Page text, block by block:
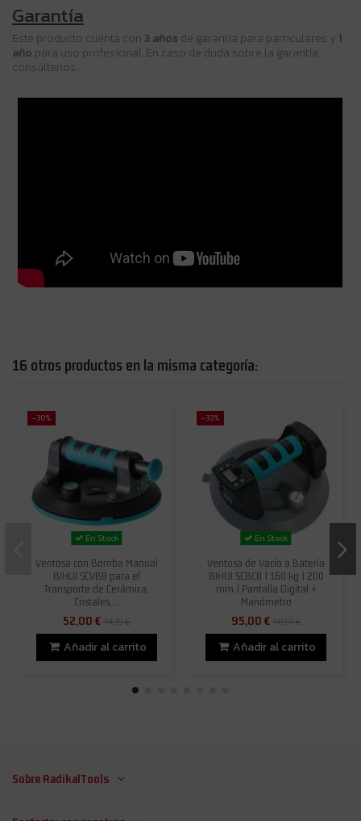
Garantía
Este producto cuenta con 3 años de garantía para particulares y 1
año para uso profesional. En caso de duda sobre la garantía,
consúltenos.
16 otros productos en la misma categoría:
-30%
En Stock
Ventosa con Bomba Manual
BIHUI SCVB8 para el
Transporte de Cerámica,
Cristales,...
52,00 €74,39 €
Añadir al carrito
-33%
En Stock
Ventosa de Vacío a Batería
BIHUI SCBC8 | 160 kg | 200
mm | Pantalla Digital +
Manómetro
95,00 €141,01 €
Añadir al carrito
Sobre RadikalTools